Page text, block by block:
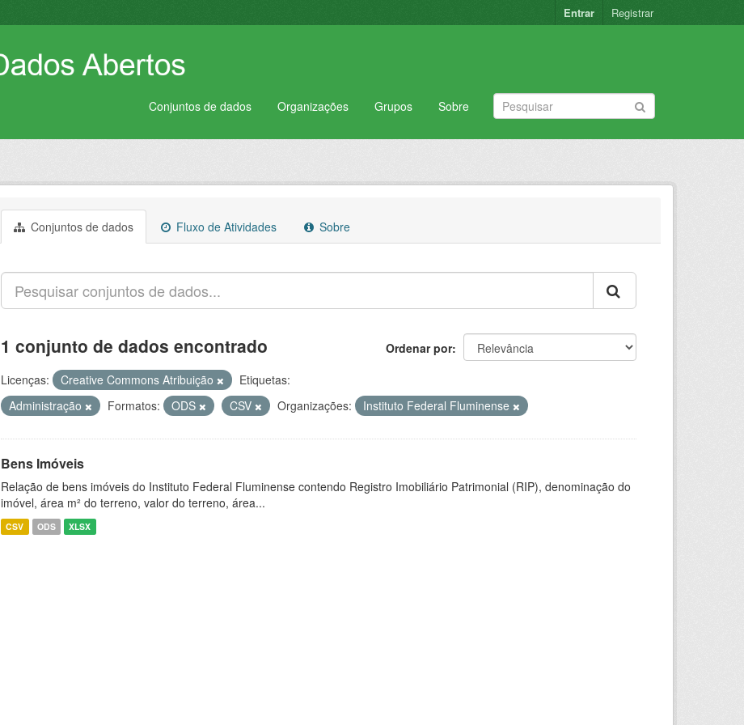
Entrar Registrar
Conjuntos de dados Organizações Grupos Sobre
Conjuntos de dados Fluxo de Atividades Sobre
Ordenar por
1 conjunto de dados encontrado
Licenças: Creative Commons Atribuição
Etiquetas:
Administração
Formatos: ODS CSV Organizações: Instituto Federal Fluminense
Bens Imóveis
Relação de bens imóveis do Instituto Federal Fluminense contendo Registro Imobiliário Patrimonial (RIP), denominação do
imóvel, área m² do terreno, valor do terreno, área...
CSV ODS XLSX